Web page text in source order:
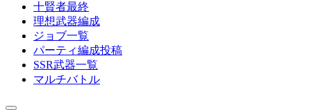
十賢者最終
理想武器編成
ジョブ一覧
パーティ編成投稿
SSR武器一覧
マルチバトル